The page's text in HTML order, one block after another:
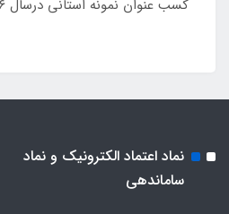
کسب عنوان نمونه استانی درسال ٩۶
نماد اعتماد الکترونیک و نماد
ساماندهی